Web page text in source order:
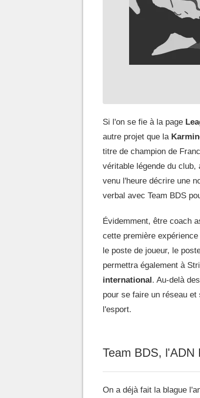
Si l'on se fie à la page
autre projet que la
titre de champion de
véritable légende du
venu l'heure décrire une
verbal avec Team BDS
Évidemment, être coach
cette première
le poste de joueur, le
permettra également à
international. Au-delà
pour se faire un réseau
l'esport.
Team BDS, l'ADN
On a déjà fait la blague